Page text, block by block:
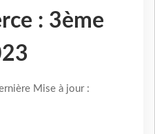
: 3ème
Mise à jour :